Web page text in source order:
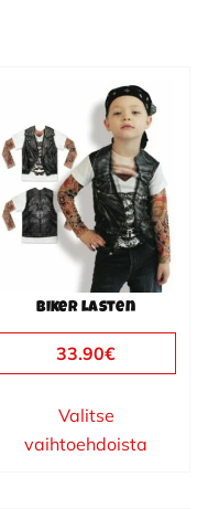
Biker lasten
33.90€
Valitse
vaihtoehdoista
tuotteella
on
useampi
muunnelma.
Voit